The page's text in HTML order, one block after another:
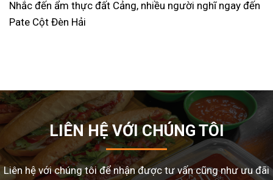
Tết Nguyên Đán là dịp sum vầy, nhưng cũng là thời điểm
LIÊN HỆ VỚI CHÚNG TÔI
Liên hệ với chúng tôi để nhận được tư vấn cũng như ưu đãi